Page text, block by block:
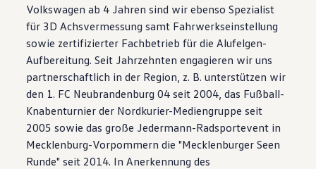
Volkswagen ab 4 Jahren sind wir ebenso Spezialist
für 3D Achsvermessung samt Fahrwerkseinstellung
sowie zertifizierter Fachbetrieb für die Alufelgen-
Aufbereitung. Seit Jahrzehnten engagieren wir uns
partnerschaftlich in der Region, z. B. unterstützen wir
den 1. FC Neubrandenburg 04 seit 2004, das Fußball-
Knabenturnier der Nordkurier-Mediengruppe seit
2005 sowie das große Jedermann-Radsportevent in
Mecklenburg-Vorpommern die "Mecklenburger Seen
Runde" seit 2014. In Anerkennung des